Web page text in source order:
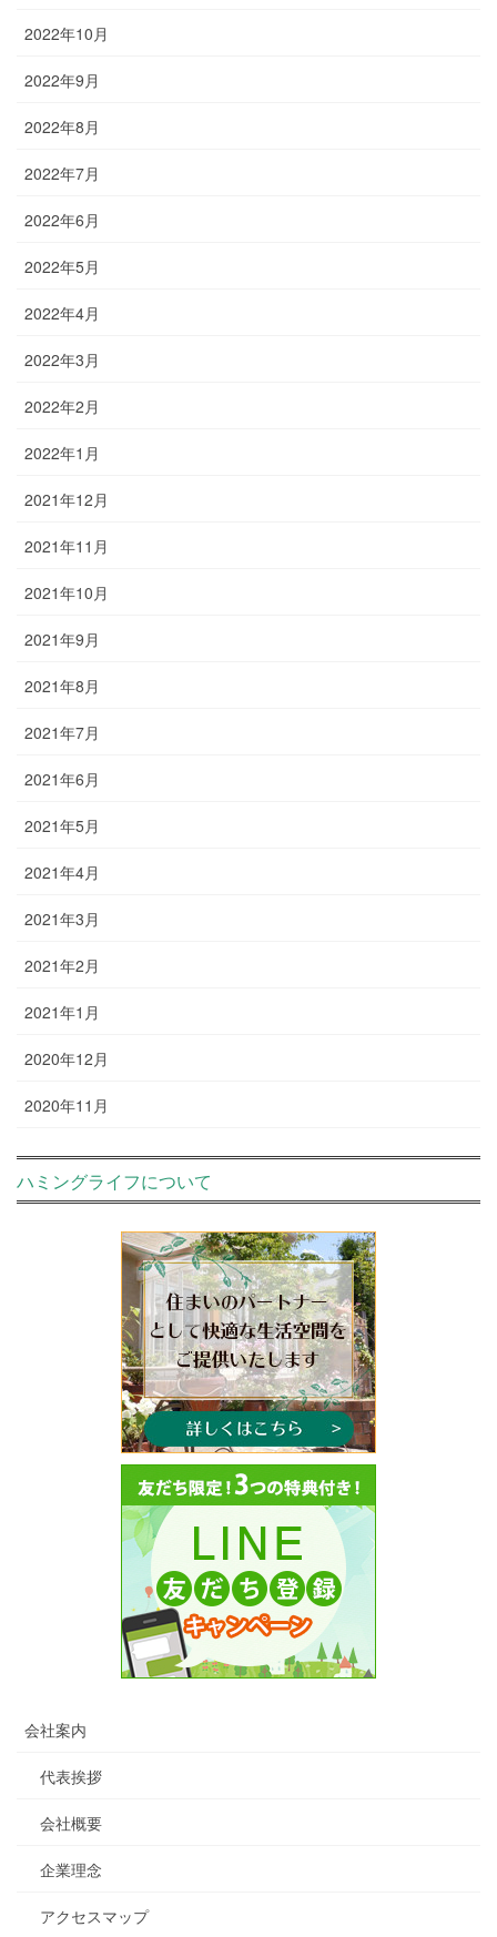
2022年10月
2022年9月
2022年8月
2022年7月
2022年6月
2022年5月
2022年4月
2022年3月
2022年2月
2022年1月
2021年12月
2021年11月
2021年10月
2021年9月
2021年8月
2021年7月
2021年6月
2021年5月
2021年4月
2021年3月
2021年2月
2021年1月
2020年12月
2020年11月
ハミングライフについて
会社案内
代表挨拶
会社概要
企業理念
アクセスマップ